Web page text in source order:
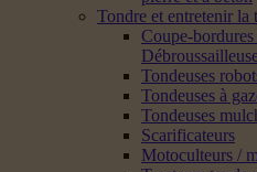
Tondre et entretenir la
Coupe-
Tondeuses
Tondeuses à
Tondeuses
Scarificateurs
Motoculteurs /